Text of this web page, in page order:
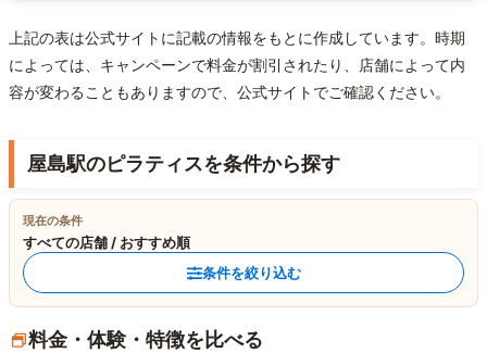
上記の表は公式サイトに記載の情報をもとに作成しています。時期
によっては、キャンペーンで料金が割引されたり、店舗によって内
容が変わることもありますので、公式サイトでご確認ください。
屋島駅のピラティスを条件から探す
現在の条件
すべての店舗 / おすすめ順
条件を絞り込む
料金・体験・特徴を比べる